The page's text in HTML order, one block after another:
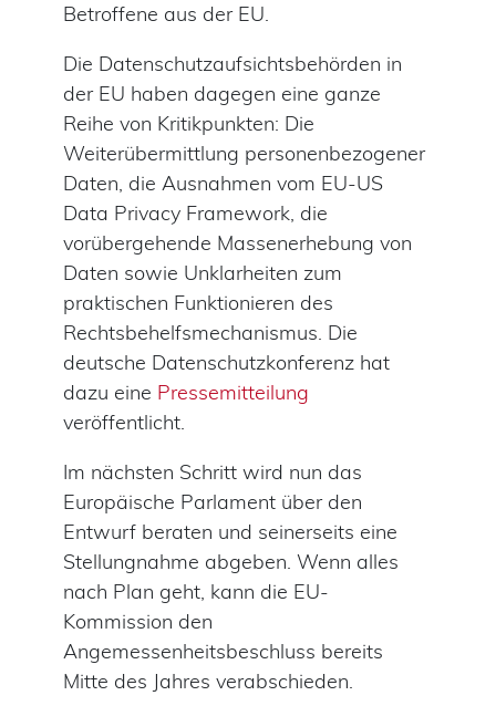
Betroffene aus der EU.
Die Datenschutzaufsichtsbehörden in
der EU haben dagegen eine ganze
Reihe von Kritikpunkten: Die
Weiterübermittlung personenbezogener
Daten, die Ausnahmen vom EU-US
Data Privacy Framework, die
vorübergehende Massenerhebung von
Daten sowie Unklarheiten zum
praktischen Funktionieren des
Rechtsbehelfsmechanismus. Die
deutsche Datenschutzkonferenz hat
dazu eine Pressemitteilung
veröffentlicht.
Im nächsten Schritt wird nun das
Europäische Parlament über den
Entwurf beraten und seinerseits eine
Stellungnahme abgeben. Wenn alles
nach Plan geht, kann die EU-
Kommission den
Angemessenheitsbeschluss bereits
Mitte des Jahres verabschieden.